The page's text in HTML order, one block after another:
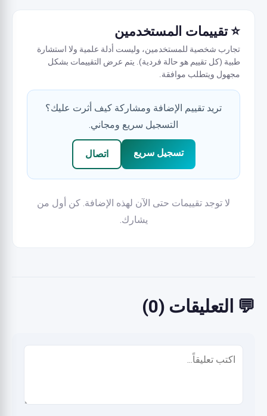
⭐ تقييمات المستخدمين
تجارب شخصية للمستخدمين، وليست أدلة علمية ولا استشارة
طبية (كل تقييم هو حالة فردية). يتم عرض التقييمات بشكل
مجهول ويتطلب موافقة.
تريد تقييم الإضافة ومشاركة كيف أثرت عليك؟
التسجيل سريع ومجاني.
تسجيل سريع
اتصال
لا توجد تقييمات حتى الآن لهذه الإضافة. كن أول من
يشارك.
💬 التعليقات (0)